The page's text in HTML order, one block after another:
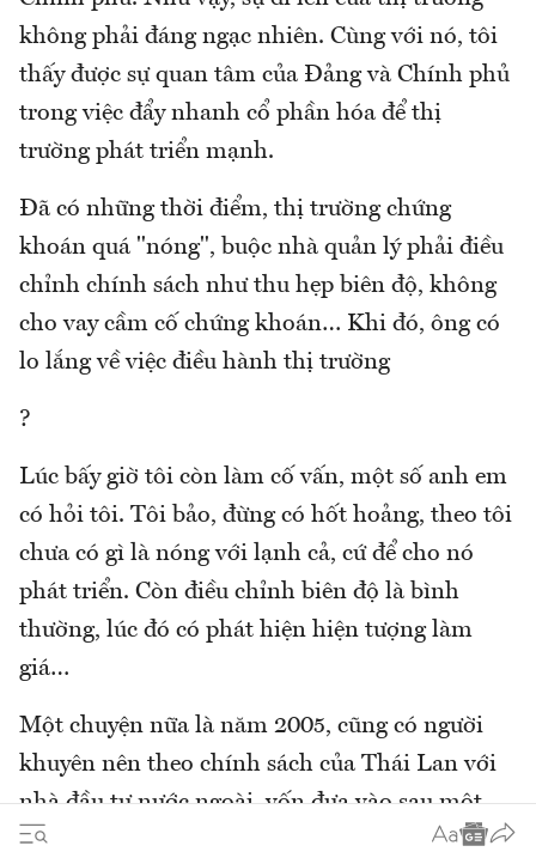
không phải đáng ngạc nhiên. Cùng với nó, tôi
thấy được sự quan tâm của Đảng và Chính phủ
trong việc đẩy nhanh cổ phần hóa để thị
trường phát triển mạnh.
Đã có những thời điểm, thị trường chứng
khoán quá "nóng", buộc nhà quản lý phải điều
chỉnh chính sách như thu hẹp biên độ, không
cho vay cầm cố chứng khoán… Khi đó, ông có
lo lắng về việc điều hành thị trường
?
Lúc bấy giờ tôi còn làm cố vấn, một số anh em
có hỏi tôi. Tôi bảo, đừng có hốt hoảng, theo tôi
chưa có gì là nóng với lạnh cả, cứ để cho nó
phát triển. Còn điều chỉnh biên độ là bình
thường, lúc đó có phát hiện hiện tượng làm
giá…
Một chuyện nữa là năm 2005, cũng có người
khuyên nên theo chính sách của Thái Lan với
nhà đầu tư nước ngoài, vốn đưa vào sau một
năm mới được rút ra, rồi khống chế bằng lãi